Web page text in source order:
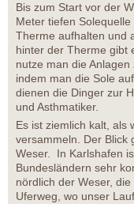
Bis zum Start vor der
Meter tiefen
Therme aufhalten und
hinter der Therme gibt
nutze man die
indem man die Sole
dienen die Dinger zur
und Asthmatiker.
Es ist ziemlich kalt, als
versammeln. Der Blick
Weser. In Karlshafen
Bundesländern sehr
nördlich der Weser,
Uferweg, wo unser